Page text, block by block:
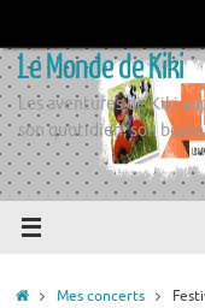
contenu
Le Monde de Kiki
Les aventures de Kiki
son quotidien, son
Accueil
Mes concerts